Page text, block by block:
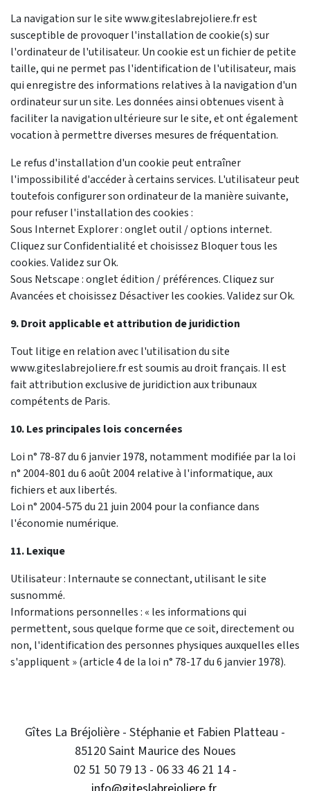
La navigation sur le site www.giteslabrejoliere.fr est
susceptible de provoquer l'installation de cookie(s) sur
l'ordinateur de l'utilisateur. Un cookie est un fichier de petite
taille, qui ne permet pas l'identification de l'utilisateur, mais
qui enregistre des informations relatives à la navigation d'un
ordinateur sur un site. Les données ainsi obtenues visent à
faciliter la navigation ultérieure sur le site, et ont également
vocation à permettre diverses mesures de fréquentation.
Le refus d'installation d'un cookie peut entraîner
l'impossibilité d'accéder à certains services. L'utilisateur peut
toutefois configurer son ordinateur de la manière suivante,
pour refuser l'installation des cookies :
Sous Internet Explorer : onglet outil / options internet.
Cliquez sur Confidentialité et choisissez Bloquer tous les
cookies. Validez sur Ok.
Sous Netscape : onglet édition / préférences. Cliquez sur
Avancées et choisissez Désactiver les cookies. Validez sur Ok.
9. Droit applicable et attribution de juridiction
Tout litige en relation avec l'utilisation du site
www.giteslabrejoliere.fr est soumis au droit français. Il est
fait attribution exclusive de juridiction aux tribunaux
compétents de Paris.
10. Les principales lois concernées
Loi n° 78-87 du 6 janvier 1978, notamment modifiée par la loi
n° 2004-801 du 6 août 2004 relative à l'informatique, aux
fichiers et aux libertés.
Loi n° 2004-575 du 21 juin 2004 pour la confiance dans
l'économie numérique.
11. Lexique
Utilisateur : Internaute se connectant, utilisant le site
susnommé.
Informations personnelles : « les informations qui
permettent, sous quelque forme que ce soit, directement ou
non, l'identification des personnes physiques auxquelles elles
s'appliquent » (article 4 de la loi n° 78-17 du 6 janvier 1978).
Gîtes La Bréjolière - Stéphanie et Fabien Platteau -
85120 Saint Maurice des Noues
02 51 50 79 13 - 06 33 46 21 14 -